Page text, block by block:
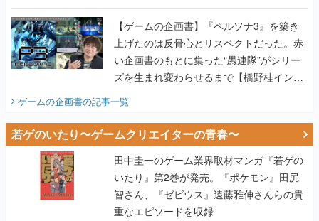
画書】
【ゲームの企画書】『ペルソナ3』を築き
上げたのは反骨心とリスペクトだった。赤
い企画書のもとに集った“愚連隊”がシリー
ズを生まれ変わらせるまで【橋野桂インタ
ビュー】
ゲームの企画書の記事一覧
若ゲのいたり〜ゲームクリエイターの青春〜
田中圭一のゲーム業界取材マンガ『若ゲの
いたり』第2巻が発売。『ポケモン』田尻
智さん、『ゼビウス』遠藤雅伸さんらの貴
重なエピソードを収録